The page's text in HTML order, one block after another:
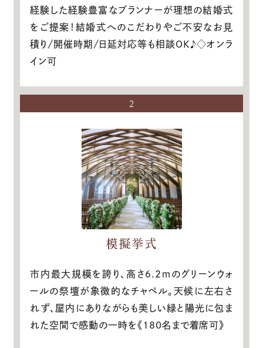
経験した経験豊富なプランナーが理想の結婚式
をご提案！結婚式へのこだわりやご不安なお見
積り/開催時期/日延対応等も相談OK♪◇オンラ
イン可
2
模擬挙式
市内最大規模を誇り、高さ6.2ｍのグリーンウォ
ールの祭壇が象徴的なチャペル。天候に左右さ
れず、屋内にありながらも美しい緑と陽光に包ま
れた空間で感動の一時を《180名まで着席可》